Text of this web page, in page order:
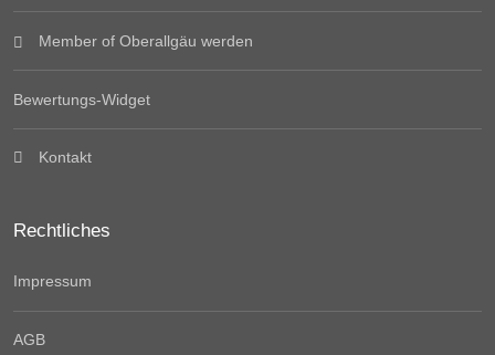
Member of Oberallgäu werden
Bewertungs-Widget
Kontakt
Rechtliches
Impressum
AGB